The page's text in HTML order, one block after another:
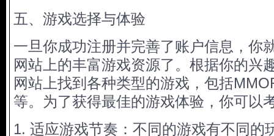
五、游戏选择与体验
一旦你成功注册并完善了账户信息，你
网站上的丰富游戏资源了。根据你的兴
网站上找到各种类型的游戏，包括
等。为了获得最佳的游戏体验，你可以
1. 适应游戏节奏：不同的游戏有不同的